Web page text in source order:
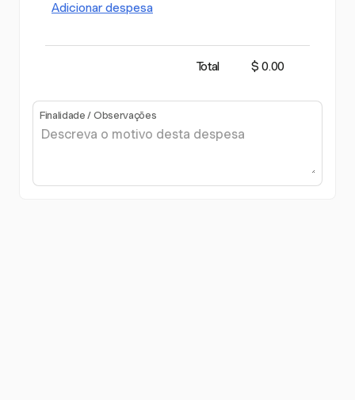
Adicionar despesa
Total $ 0.00
Finalidade / Observações